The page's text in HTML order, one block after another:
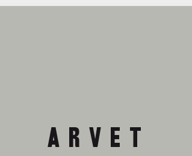
A R V E T